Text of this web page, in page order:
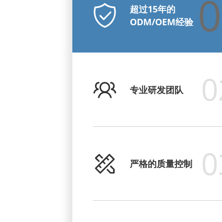
超过15年的
ODM/OEM经验
专业研发团队
严格的质量控制